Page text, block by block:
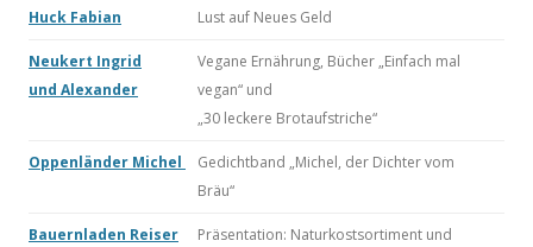
Huck Fabian Lust auf Neues Geld
Neukert Ingrid
und Alexander
Vegane Ernährung, Bücher „Einfach mal
vegan“ und
„30 leckere Brotaufstriche“
Oppenländer Michel
Gedichtband „Michel, der Dichter vom
Bräu“
Bauernladen Reiser
Präsentation: Naturkostsortiment und